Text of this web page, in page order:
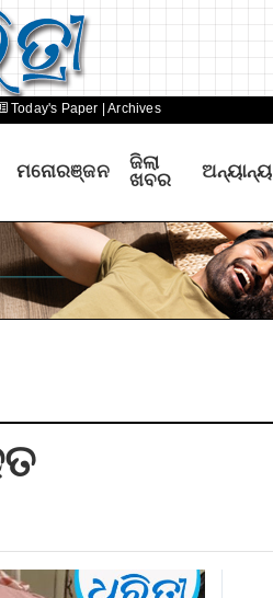
Today's Paper | Archives
ମନୋରଞ୍ଜନ
ଜିଲା
ଖବର
ଅନ୍ୟାନ୍ୟ